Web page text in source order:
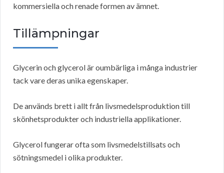
kommersiella och renade formen av ämnet.
Tillämpningar
Glycerin och glycerol är oumbärliga i många industrier
tack vare deras unika egenskaper.
De används brett i allt från livsmedelsproduktion till
skönhetsprodukter och industriella applikationer.
Glycerol fungerar ofta som livsmedelstillsats och
sötningsmedel i olika produkter.